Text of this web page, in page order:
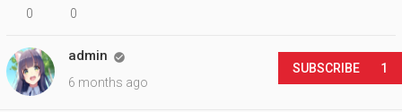
0 0
admin 
6 months ago
SUBSCRIBE 1